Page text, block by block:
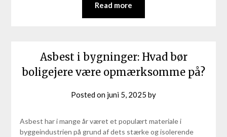
Read more
Asbest i bygninger: Hvad bør
boligejere være opmærksomme på?
Posted on juni 5, 2025 by
Asbest har i mange år været et populært materiale i
byggeindustrien på grund af dets stærke og isolerende